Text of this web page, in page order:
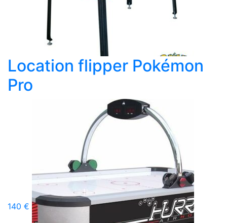
Location flipper Pokémon
Pro
140 €